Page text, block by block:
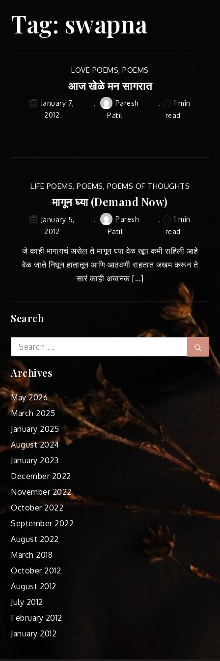
Tag: swapna
LOVE POEMS,POEMS
आज खेळे मन सागरात
January 7,
2012
Paresh
Patil
1 min
read
LIFE POEMS, POEMS, POEMS OF THOUGHTS
मागून घ्या (Demand Now)
January 5,
2012
Paresh
Patil
1 min
read
जे काही मागायचं असेल ते मागून घ्या वेळ खूप कमी राहिली आहे
वेळ जाते निघून हातातून आणि आठवणी राहतात जखम करून ते
सारं काही अचानक […]
Search
Search
for:
Archives
May 2026
March 2025
January 2025
August 2024
January 2023
December 2022
November 2022
October 2022
September 2022
August 2022
March 2018
October 2012
August 2012
July 2012
February 2012
January 2012